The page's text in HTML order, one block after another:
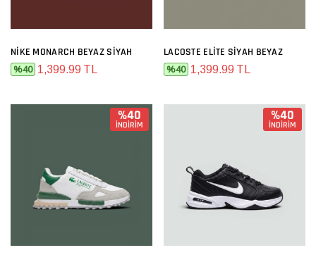
NIKE MONARCH BEYAZ SIYAH
%40 1,399.99 TL
LACOSTE ELITE SIYAH BEYAZ
%40 1,399.99 TL
%40
İNDİRİM
%40
İNDİRİM